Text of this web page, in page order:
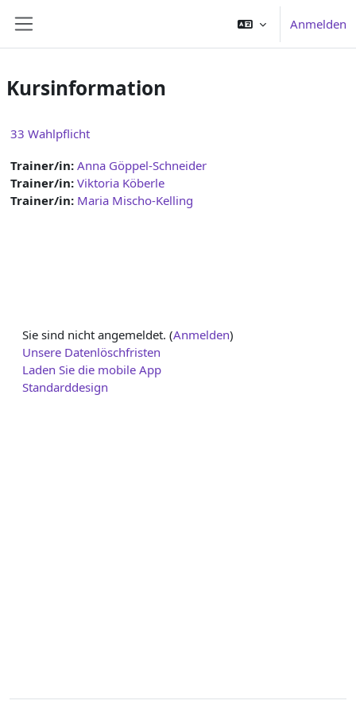
Anmelden
Kursinformation
33 Wahlpflicht
Trainer/in: Anna Göppel-Schneider
Trainer/in: Viktoria Köberle
Trainer/in: Maria Mischo-Kelling
Sie sind nicht angemeldet. (Anmelden)
Unsere Datenlöschfristen
Laden Sie die mobile App
Standarddesign